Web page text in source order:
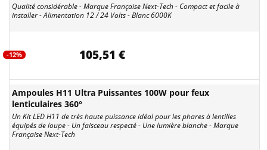
Qualité considérable - Marque Française Next-Tech - Compact et facile à
installer - Alimentation 12 / 24 Volts - Blanc 6000K
-12% 105,51 €
Ampoules H11 Ultra Puissantes 100W pour feux
lenticulaires 360°
Un Kit LED H11 de très haute puissance idéal pour les phares à lentilles
équipés de loupe - Un faisceau respecté - Une lumière blanche - Marque
Française Next-Tech